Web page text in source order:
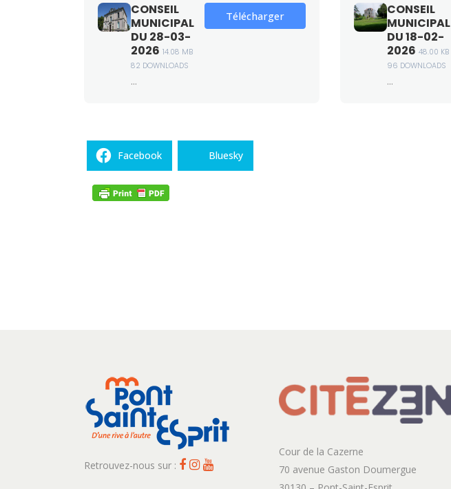
CONSEIL
MUNICIPAL
DU 28-03-
2026 14.08 MB
82 DOWNLOADS
...
Télécharger
CONSEIL
MUNICIPAL
DU 18-02-
2026 48.00 KB
96 DOWNLOADS
...
Facebook Bluesky
Retrouvez-nous sur :
Cour de la Cazerne
70 avenue Gaston Doumergue